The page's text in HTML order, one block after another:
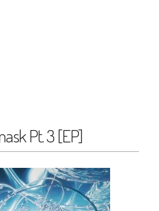
Pt. 3 [EP]